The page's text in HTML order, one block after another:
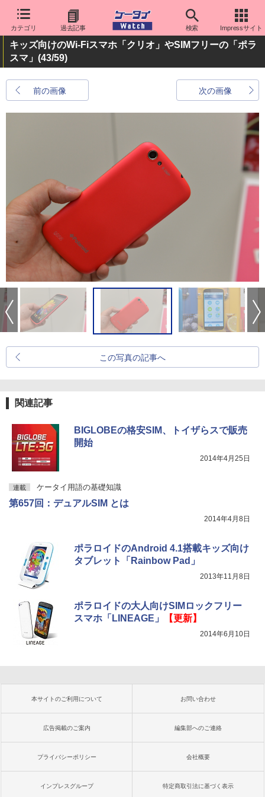
カテゴリ 過去記事 検索 Impressサイト
キッズ向けのWi-Fiスマホ「クリオ」やSIMフリーの「ポラ
スマ」 (43/59)
前の画像 次の画像
この写真の記事へ
関連記事
BIGLOBEの格安SIM、トイザらスで販売
開始
2014年4月25日
連載 ケータイ用語の基礎知識
第657回：デュアルSIM とは
2014年4月8日
ポラロイドのAndroid 4.1搭載キッズ向け
タブレット「Rainbow Pad」
2013年11月8日
ポラロイドの大人向けSIMロックフリー
スマホ「LINEAGE」
【更新】
2014年6月10日
本サイトのご利用について お問い合わせ
広告掲載のご案内 編集部へのご連絡
プライバシーポリシー 会社概要
インプレスグループ 特定商取引法に基づく表示